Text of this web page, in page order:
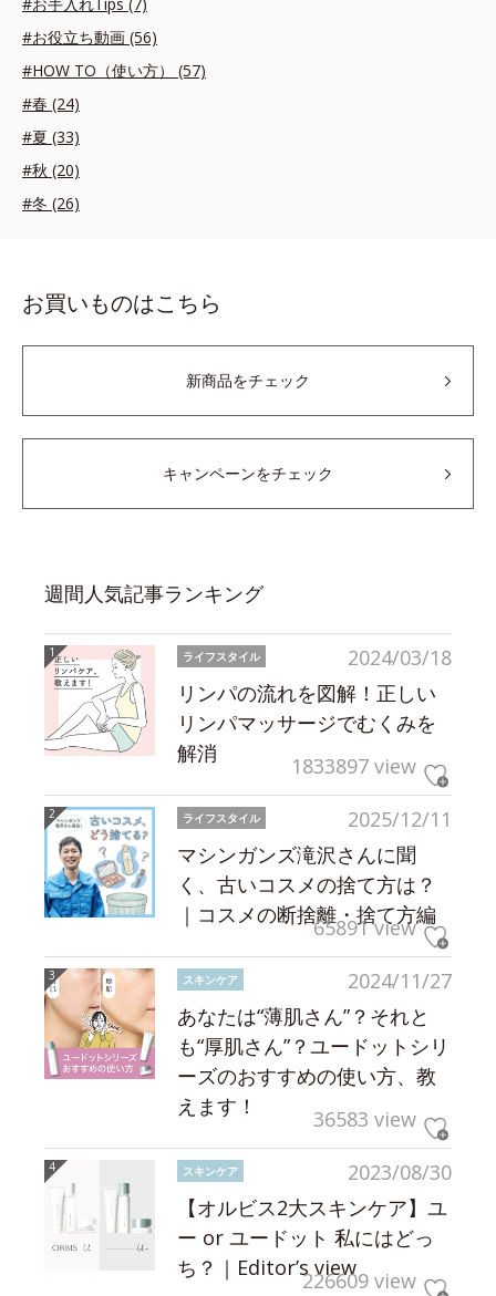
#お役立ち動画 (56)
#HOW TO（使い方） (57)
#春 (24)
#夏 (33)
#秋 (20)
#冬 (26)
お買いものはこちら
新商品をチェック
キャンペーンをチェック
週間人気記事ランキング
2024/03/18
ライフスタイル
リンパの流れを図解！正しい
リンパマッサージでむくみを
解消
1833897 view
2025/12/11
ライフスタイル
マシンガンズ滝沢さんに聞
く、古いコスメの捨て方は？
｜コスメの断捨離・捨て方編
65891 view
2024/11/27
スキンケア
あなたは“薄肌さん”？それと
も“厚肌さん”？ユードットシリ
ーズのおすすめの使い方、教
えます！
36583 view
2023/08/30
スキンケア
【オルビス2大スキンケア】ユ
ー or ユードット 私にはどっ
ち？｜Editor’s view226609 view